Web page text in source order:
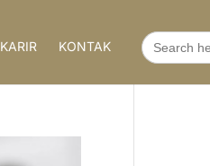
KARIR KONTAK
SEARCH
FOR: